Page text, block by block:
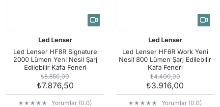
Led Lenser
Led Lenser HF8R Signature
2000 Lümen Yeni Nesil Şarj
Edilebilir Kafa Feneri
₺8.850,00
₺7.876,50
Yorumlar (0.0)
Led Lenser
Led Lenser HF6R Work Yeni
Nesil 800 Lümen Şarj Edilebilir
Kafa Feneri
₺4.400,00
₺3.916,00
Yorumlar (0.0)